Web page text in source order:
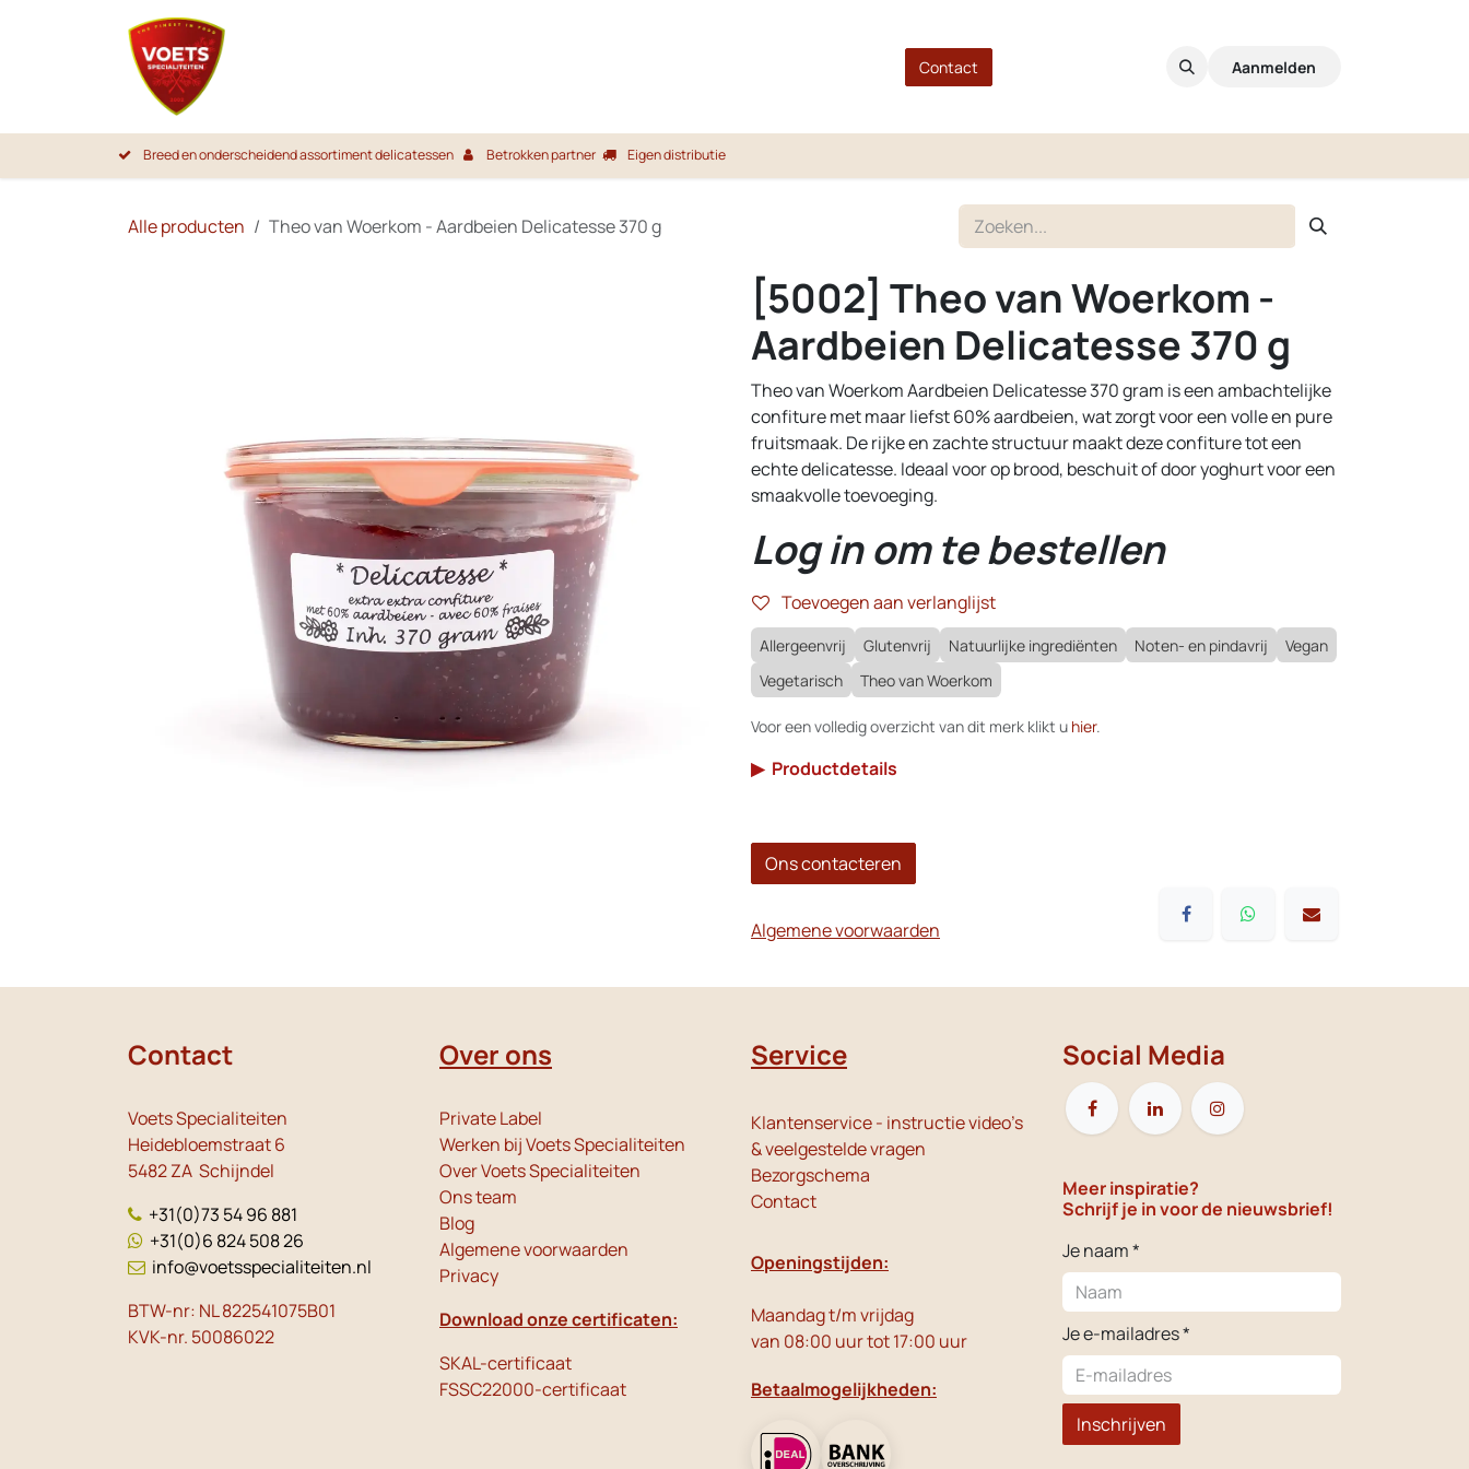
Overslaan naar inhoud
Contact Aanmelden
Breed en onderscheidend assortiment delicatessen Betrokken partner Eigen distributie
Alle producten Theo van Woerkom - Aardbeien Delicatesse 370 g
[5002] Theo van Woerkom -
Aardbeien Delicatesse 370 g
Theo van Woerkom Aardbeien Delicatesse 370 gram is een ambachtelijke
confiture met maar liefst 60% aardbeien, wat zorgt voor een volle en pure
fruitsmaak. De rijke en zachte structuur maakt deze confiture tot een
echte delicatesse. Ideaal voor op brood, beschuit of door yoghurt voor een
smaakvolle toevoeging.
Log in om te bestellen
Toevoegen aan verlanglijst
Allergeenvrij Glutenvrij Natuurlijke ingrediënten Noten- en pindavrij
Vegan
Vegetarisch
Theo van Woerkom
Voor een volledig overzicht van dit merk klikt u hier.
▶ Productdetails
Ons contacteren
Algemene voorwaarden
Contact
Voets Specialiteiten
Heidebloemstraat 6
5482 ZA Schijndel
+31(0)73 54 96 881
+31(0)6 824 508 26
info@voetsspecialiteiten.nl
BTW-nr: NL 822541075B01
KVK-nr. 50086022
Over ons
Private Label
Werken bij Voets Specialiteiten
Over Voets Specialiteiten
Ons team
Blog
Algemene voorwaarden
Privacy
Download onze certificaten:
SKAL-certificaat
FSSC22000-certificaat
Service
Klantenservice - instructie video's
& veelgestelde vragen
Bezorgschema
Contact
Openingstijden:
Maandag t/m vrijdag
van 08:00 uur tot 17:00 uur
Betaalmogelijkheden:
Social Media
Meer inspiratie?
Schrijf je in voor de nieuwsbrief!
Je naam *
Je e-mailadres *
Inschrijven